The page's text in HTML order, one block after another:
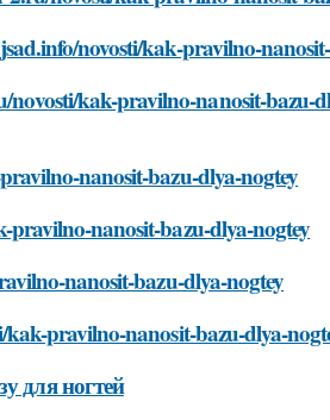
novosti/kak-pravilno-
novosti/kak-pravilno-nanosit-bazu-
nanosit-bazu-dlya-nogtey
nanosit-bazu-dlya-nogtey
nanosit-bazu-dlya-nogtey
pravilno-nanosit-bazu-dlya-
для ногтей